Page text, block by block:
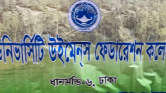
বার্ষিক বনভোজন ২০২৫